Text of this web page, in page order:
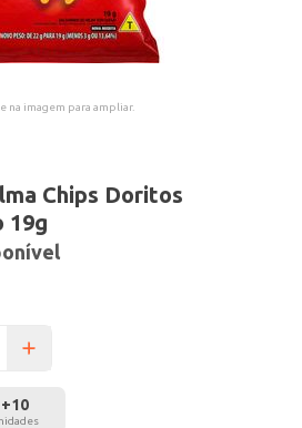
na imagem para ampliar.
Chips Doritos
19g
+10